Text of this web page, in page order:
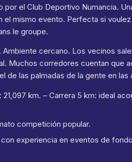
por el Club Deportivo Numancia.
el mismo evento. Perfecta si
le groupe.
cercano. Los vecinos
Muchos corredores cuentan que
de las palmadas de la gente en las
km. – Carrera 5 km: ideal
competición popular.
experiencia en eventos de